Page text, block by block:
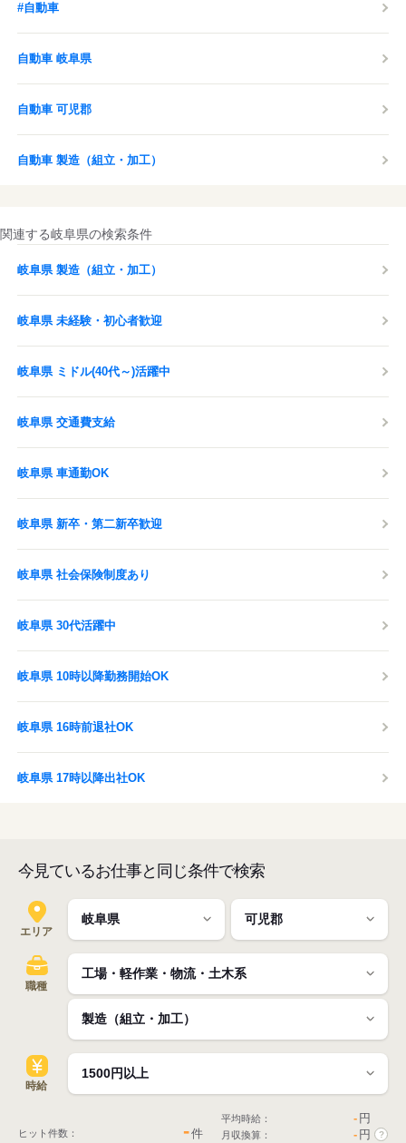
#自動車
自動車 岐阜県
自動車 可児郡
自動車 製造（組立・加工）
関連する岐阜県の検索条件
岐阜県 製造（組立・加工）
岐阜県 未経験・初心者歓迎
岐阜県 ミドル(40代～)活躍中
岐阜県 交通費支給
岐阜県 車通勤OK
岐阜県 新卒・第二新卒歓迎
岐阜県 社会保険制度あり
岐阜県 30代活躍中
岐阜県 10時以降勤務開始OK
岐阜県 16時前退社OK
岐阜県 17時以降出社OK
今見ているお仕事と同じ条件で検索
エリア
職種
時給
ヒット件数： -件
平均時給： - 円
月収換算： - 円 ?